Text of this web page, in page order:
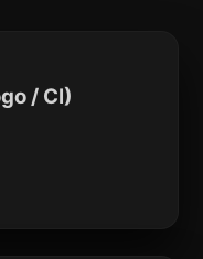
/ CI)